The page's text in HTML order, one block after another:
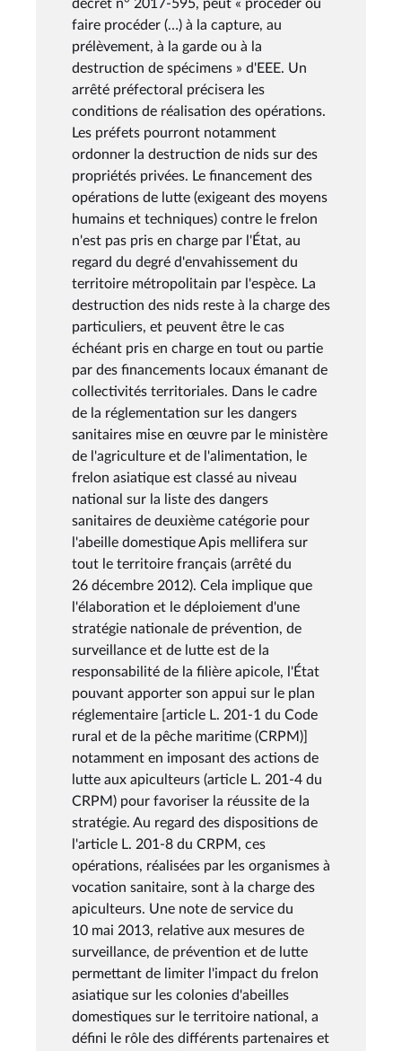
décret n° 2017-595, peut « procéder ou
faire procéder (…) à la capture, au
prélèvement, à la garde ou à la
destruction de spécimens » d'EEE. Un
arrêté préfectoral précisera les
conditions de réalisation des opérations.
Les préfets pourront notamment
ordonner la destruction de nids sur des
propriétés privées. Le financement des
opérations de lutte (exigeant des moyens
humains et techniques) contre le frelon
n'est pas pris en charge par l'État, au
regard du degré d'envahissement du
territoire métropolitain par l'espèce. La
destruction des nids reste à la charge des
particuliers, et peuvent être le cas
échéant pris en charge en tout ou partie
par des financements locaux émanant de
collectivités territoriales. Dans le cadre
de la réglementation sur les dangers
sanitaires mise en œuvre par le ministère
de l'agriculture et de l'alimentation, le
frelon asiatique est classé au niveau
national sur la liste des dangers
sanitaires de deuxième catégorie pour
l'abeille domestique Apis mellifera sur
tout le territoire français (arrêté du
26 décembre 2012). Cela implique que
l'élaboration et le déploiement d'une
stratégie nationale de prévention, de
surveillance et de lutte est de la
responsabilité de la filière apicole, l'État
pouvant apporter son appui sur le plan
réglementaire [article L. 201-1 du Code
rural et de la pêche maritime (CRPM)]
notamment en imposant des actions de
lutte aux apiculteurs (article L. 201-4 du
CRPM) pour favoriser la réussite de la
stratégie. Au regard des dispositions de
l'article L. 201-8 du CRPM, ces
opérations, réalisées par les organismes à
vocation sanitaire, sont à la charge des
apiculteurs. Une note de service du
10 mai 2013, relative aux mesures de
surveillance, de prévention et de lutte
permettant de limiter l'impact du frelon
asiatique sur les colonies d'abeilles
domestiques sur le territoire national, a
défini le rôle des différents partenaires et